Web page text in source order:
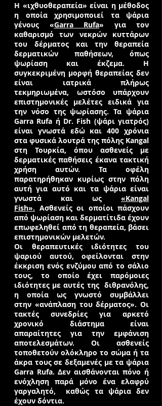
Η «ιχθυοθεραπεία» είναι η μέθοδος
η οποία χρησιμοποιεί τα ψάρια
γένους «Garra Rufa» για τον
καθαρισμό των νεκρών κυττάρων
του δέρματος και την θεραπεία
δερματικών παθήσεων, όπως
ψωρίαση και έκζεμα. Η
συγκεκριμένη μορφή θεραπείας δεν
είναι ιατρικά πλήρως
τεκμηριωμένα, ωστόσο υπάρχουν
επιστημονικές μελέτες ειδικά για
την νόσο της ψωρίασης. Τα ψάρια
Garra Rufa ή Dr. Fish (ψάρι γιατρός)
είναι γνωστά εδώ και 400 χρόνια
στα φυσικά λουτρά της πόλης Kangal
στη Τουρκία, όπου ασθενείς με
δερματικές παθήσεις έκανα τακτική
χρήση αυτών. Τα οφέλη
παρατηρήθηκαν κυρίως στην πόλη
αυτή για αυτό και τα ψάρια είναι
γνωστά και ως «Kangal
Fish». Ασθενείς οι οποίοι πάσχουν
από ψωρίαση και δερματίτιδα έχουν
επωφεληθεί από τη θεραπεία, βάσει
επιστημονικών μελετών.
Οι θεραπευτικές ιδιότητες του
ψαριού αυτού, οφείλονται στην
έκκριση ενός ενζύμου από το σάλιο
τους, το οποίο έχει παρόμοιες
ιδιότητες με αυτές της διθρανόλης,
η οποία ως γνωστό συμβάλλει
στην «ανάπλαση του δέρματος». Οι
τακτές συνεδρίες για αρκετό
χρονικό διάστημα είναι
απαραίτητες για την εμφάνιση
αποτελεσμάτων. Οι ασθενείς
τοποθετούν ολόκληρο το σώμα ή τα
άκρα τους σε δεξαμενές με τα ψάρια
Garra Rufa. Δεν αισθάνονται πόνο ή
ενόχληση παρά μόνο ένα ελαφρύ
γαργαλητό, καθώς τα ψάρια δεν
έχουν δόντια.